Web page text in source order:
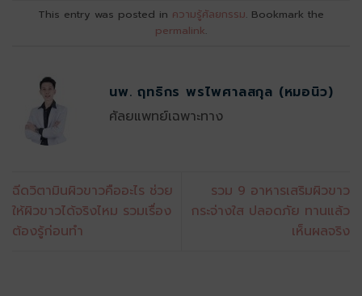
This entry was posted in ความรู้ศัลยกรรม. Bookmark the
permalink.
นพ. ฤทธิกร พรไพศาลสกุล (หมอนิว)
ศัลยแพทย์เฉพาะทาง
ฉีดวิตามินผิวขาวคืออะไร ช่วย
ให้ผิวขาวได้จริงไหม รวมเรื่อง
ต้องรู้ก่อนทำ
รวม 9 อาหารเสริมผิวขาว
กระจ่างใส ปลอดภัย ทานแล้ว
เห็นผลจริง